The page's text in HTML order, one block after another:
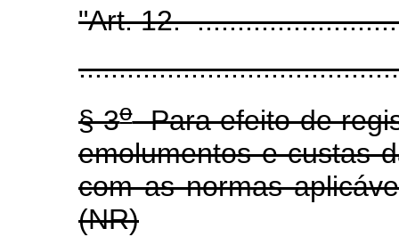
"Art. 12.
§ 3oPara efeito de
emolumentos e custas
com as normas
(NR)